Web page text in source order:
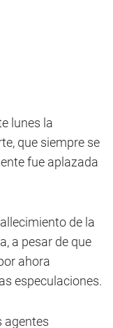
lunes la
que siempre se
fue aplazada
de la
a pesar de que
ahora
especulaciones.
agentes